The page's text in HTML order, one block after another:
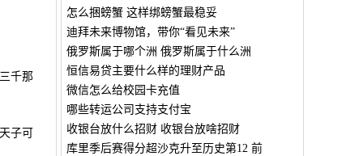
千那
子可
怎么捆螃蟹 这样绑螃蟹最稳妥
迪拜未来博物馆，带你“看见未来”
俄罗斯属于哪个洲 俄罗斯属于什么洲
恒信易贷主要什么样的理财产品
微信怎么给校园卡充值
哪些转运公司支持支付宝
收银台放什么招财 收银台放啥招财
库里季后赛得分超沙克升至历史第12 前